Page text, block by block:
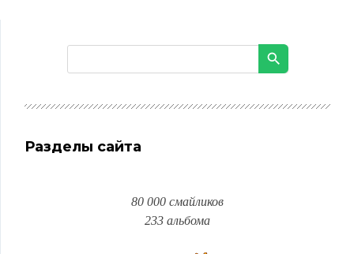
Разделы сайта
80 000 смайликов
233 альбома